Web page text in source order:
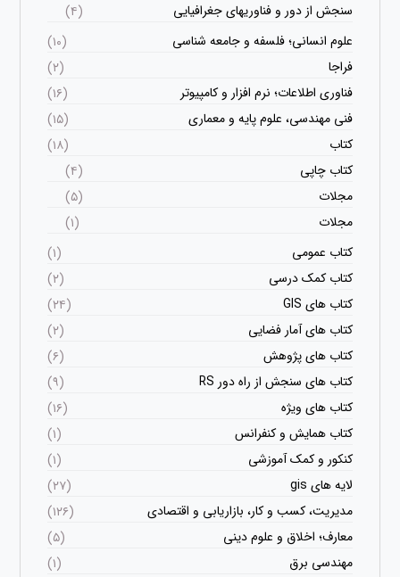
سنجش از دور و فناوریهای جغرافیایی
(۴)
علوم انسانی؛ فلسفه و جامعه شناسی
(۱۰)
فراجا
(۲)
فناوری اطلاعات؛ نرم افزار و کامپیوتر
(۱۶)
فنی مهندسی، علوم پایه و معماری
(۱۵)
کتاب
(۱۸)
کتاب چاپی
(۴)
مجلات
(۵)
مجلات
(۱)
کتاب عمومی
(۱)
کتاب کمک درسی
(۲)
کتاب های GIS
(۲۴)
کتاب های آمار فضایی
(۲)
کتاب های پژوهش
(۶)
کتاب های سنجش از راه دور RS
(۹)
کتاب های ویژه
(۱۶)
کتاب همایش و کنفرانس
(۱)
کنکور و کمک آموزشی
(۱)
لایه های gis
(۲۷)
مدیریت، کسب و کار، بازاریابی و اقتصادی
(۱۲۶)
معارف؛ اخلاق و علوم دینی
(۵)
مهندسی برق
(۱)